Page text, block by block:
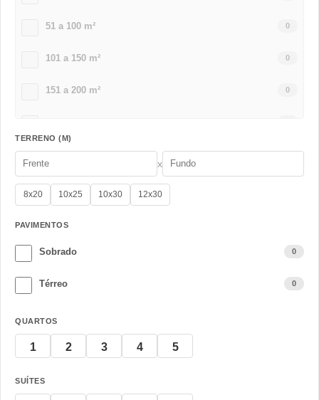
51 a 100 m² 0
101 a 150 m² 0
151 a 200 m² 0
Acima de 301 m² 0
TERRENO (M)
x
8x20 10x25 10x30 12x30
PAVIMENTOS
Sobrado 0
Térreo 0
QUARTOS
1 2 3 4 5
SUÍTES